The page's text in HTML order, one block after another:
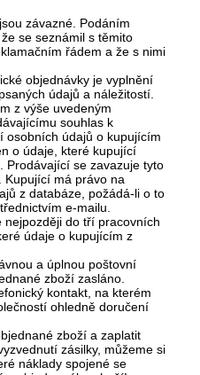
závazné. Podáním
se seznámil s těmito
řádem a že s nimi
objednávky je vyplnění
údajů a náležitostí.
z výše uvedeným
souhlas k
osobních údajů o kupujícím
o údaje, které kupující
Prodávající se zavazuje tyto
Kupující má právo na
z databáze, požádá-li o to
e-mailu.
do tří pracovních
údaje o kupujícím z
a úplnou poštovní
zboží zasláno.
kontakt, na kterém
ohledně doručení
zboží a zaplatit
zásilky, můžeme si
náklady spojené se